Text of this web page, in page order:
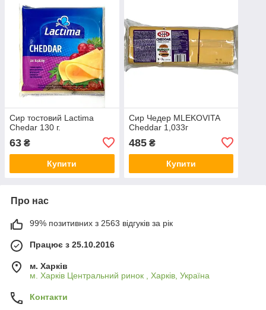
Сир тостовий Lactima
Chedar 130 г.
63 ₴
Купити
Сир Чедер MLEKOVITA
Cheddar 1,033г
485₴
Купити
Про нас
99% позитивних з 2563 відгуків за рік
Працює з 25.10.2016
м. Харків
м. Харків Центральний ринок , Харків, Україна
Контакти